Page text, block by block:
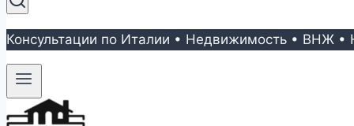
Консультации по Италии • Недвижимость • ВНЖ •